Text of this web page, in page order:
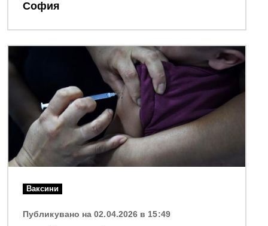
София
Ваксини
Публикувано на 02.04.2026 в 15:49